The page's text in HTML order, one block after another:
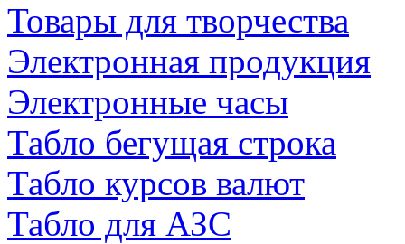
Товары для творчества
Электронная продукция
Электронные часы
Табло бегущая строка
Табло курсов валют
Табло для АЗС